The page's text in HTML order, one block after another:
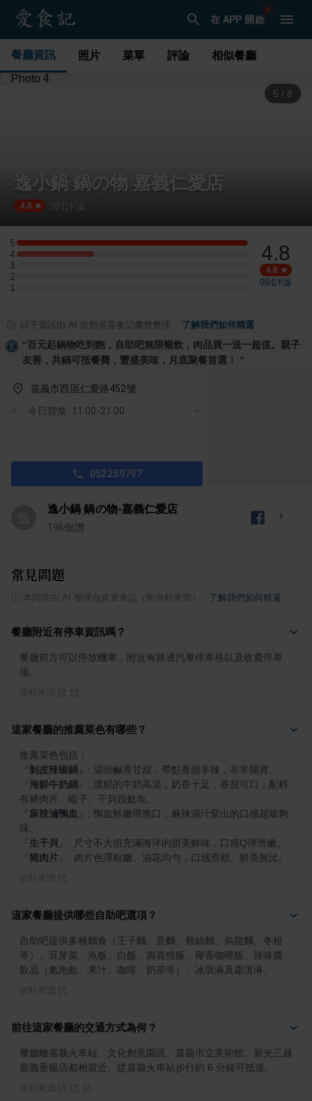
在 APP 開啟
餐廳資訊 照片 菜單 評論 相似餐廳
6 / 8
逸小鍋 鍋の物 嘉義仁愛店
4.8 9 則評論
5
5 星：6 則評論
4
4 星：2 則評論
3
3 星：0 則評論
2
2 星：0 則評論
1
1 星：0 則評論
4.8
4.8
9則評論
以下資訊由 AI 從部落客食記彙整整理 了解我們如何精選
“百元起鍋物吃到飽，自助吧無限暢飲，肉品買一送一超值。親子
友善，共鍋可抵餐費，豐盛美味，月底聚餐首選！ ”
嘉義市西區仁愛路452號
今日營業: 11:00-21:00
052259797
逸小鍋 鍋の物-嘉義仁愛店
196個讚
常見問題
本問答由 AI 整理自真實食記（附資料來源） 了解我們如何精選
餐廳附近有停車資訊嗎？
餐廳前方可以停放機車，附近有路邊汽車停車格以及收費停車
場。
這家餐廳的推薦菜色有哪些？
剝皮辣椒鍋
海鮮牛奶鍋
: 濃郁的牛奶高湯，奶香十足，香甜可口，配料
麻辣滷鴨血
: 鴨血鮮嫩帶脆口，麻辣湯汁竄出的口感超級夠
生干貝
豬肉片 : 肉片色澤粉嫩、油花均勻，口感滑順、鮮美無比。
這家餐廳提供哪些自助吧選項？
自助吧提供多種麵食（王子麵、意麵、雞絲麵、烏龍麵、冬粉
等）、豆芽菜、魚板、白飯、壽喜燒飯、椰香咖哩飯、辣味醬、
飲品（氣泡飲、果汁、咖啡、奶茶等）、冰淇淋及霜淇淋。
前往這家餐廳的交通方式為何？
餐廳離嘉義火車站、文化創意園區、嘉義市立美術館、新光三越
嘉義垂楊店都相當近。從嘉義火車站步行約 6 分鐘可抵達。